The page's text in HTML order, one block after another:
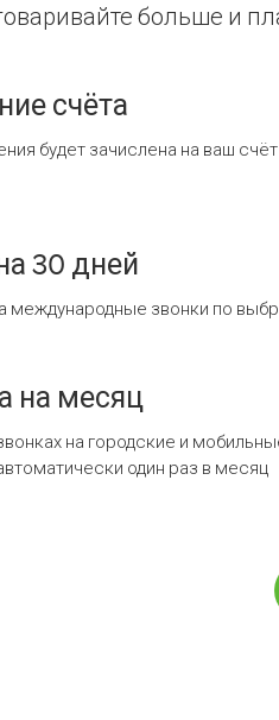
больше и
счёта
будет зачислена на ваш
30 дней
международные звонки по
на месяц
на городские и
один раз в месяц